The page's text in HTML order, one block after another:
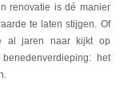
renovatie is dé manier
te laten stijgen. Of
al jaren naar kijkt op
het